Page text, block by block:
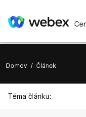
Domov / Článok
Téma článku: